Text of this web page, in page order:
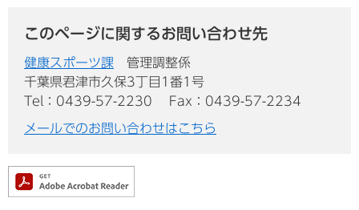
このページに関するお問い合わせ先
健康スポーツ課
管理調整係
千葉県君津市久保3丁目1番1号
Tel：0439-57-2230
Fax：0439-57-2234
メールでのお問い合わせはこちら